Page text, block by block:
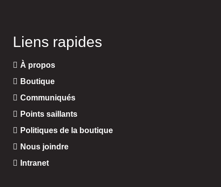
Liens rapides
À propos
Boutique
Communiqués
Points saillants
Politiques de la boutique
Nous joindre
Intranet